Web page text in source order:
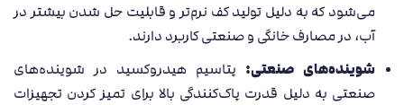
می‌شود که به دلیل تولید کف نرم‌تر و قابلیت حل شدن بیشتر در
آب، در مصارف خانگی و صنعتی کاربرد دارند.
شوینده‌های صنعتی: پتاسیم هیدروکسید در شوینده‌های
صنعتی به دلیل قدرت پاک‌کنندگی بالا برای تمیز کردن تجهیزات